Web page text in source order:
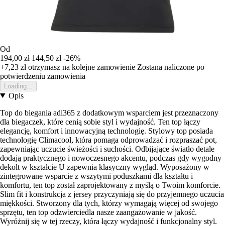
Od
194,00 zł 144,50 zł -26%
+7,23 złotrzymasz na kolejne zamowienie Zostana naliczone po
potwierdzeniu zamowienia
Loading...
Opis
Top do biegania adi365 z dodatkowym wsparciem jest przeznaczony
dla biegaczek, które cenią sobie styl i wydajność. Ten top łączy
elegancję, komfort i innowacyjną technologię. Stylowy top posiada
technologię Climacool, która pomaga odprowadzać i rozpraszać pot,
zapewniając uczucie świeżości i suchości. Odbijające światło detale
dodają praktycznego i nowoczesnego akcentu, podczas gdy wygodny
dekolt w kształcie U zapewnia klasyczny wygląd. Wyposażony w
zintegrowane wsparcie z wszytymi poduszkami dla kształtu i
komfortu, ten top został zaprojektowany z myślą o Twoim komforcie.
Slim fit i konstrukcja z jersey przyczyniają się do przyjemnego uczucia
miękkości. Stworzony dla tych, którzy wymagają więcej od swojego
sprzętu, ten top odzwierciedla nasze zaangażowanie w jakość.
Wyróżnij się w tej rzeczy, która łączy wydajność i funkcjonalny styl.